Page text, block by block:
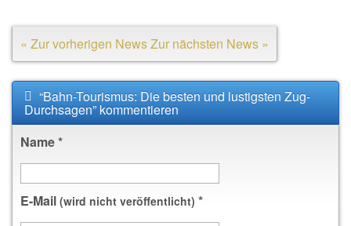
« Zur vorherigen NewsZur nächsten News »
“Bahn-Tourismus: Die besten und lustigsten Zug-
Durchsagen” kommentieren
Name*
E-Mail (wird nicht veröffentlicht) *